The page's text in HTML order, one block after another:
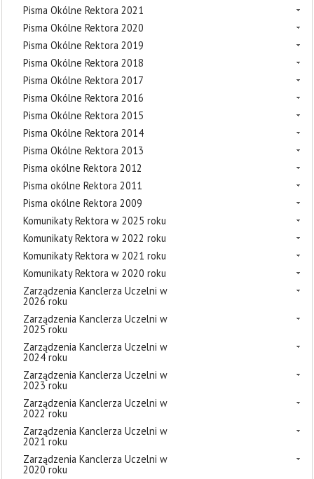
Pisma Okólne Rektora 2021
Pisma Okólne Rektora 2020
Pisma Okólne Rektora 2019
Pisma Okólne Rektora 2018
Pisma Okólne Rektora 2017
Pisma Okólne Rektora 2016
Pisma Okólne Rektora 2015
Pisma Okólne Rektora 2014
Pisma Okólne Rektora 2013
Pisma okólne Rektora 2012
Pisma okólne Rektora 2011
Pisma okólne Rektora 2009
Komunikaty Rektora w 2025 roku
Komunikaty Rektora w 2022 roku
Komunikaty Rektora w 2021 roku
Komunikaty Rektora w 2020 roku
Zarządzenia Kanclerza Uczelni w
2026 roku
Zarządzenia Kanclerza Uczelni w
2025 roku
Zarządzenia Kanclerza Uczelni w
2024 roku
Zarządzenia Kanclerza Uczelni w
2023 roku
Zarządzenia Kanclerza Uczelni w
2022 roku
Zarządzenia Kanclerza Uczelni w
2021 roku
Zarządzenia Kanclerza Uczelni w
2020 roku